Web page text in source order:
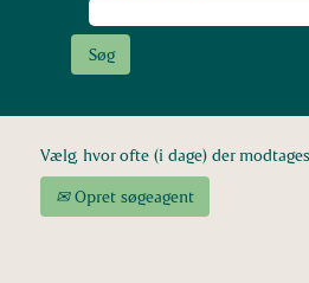
Vælg, hvor ofte (i dage) der
Opret søgeagent